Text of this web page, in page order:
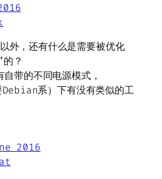
外，还有什么是需要被优化
？
带的不同电源模式，
系）下有没有类似的工
2016